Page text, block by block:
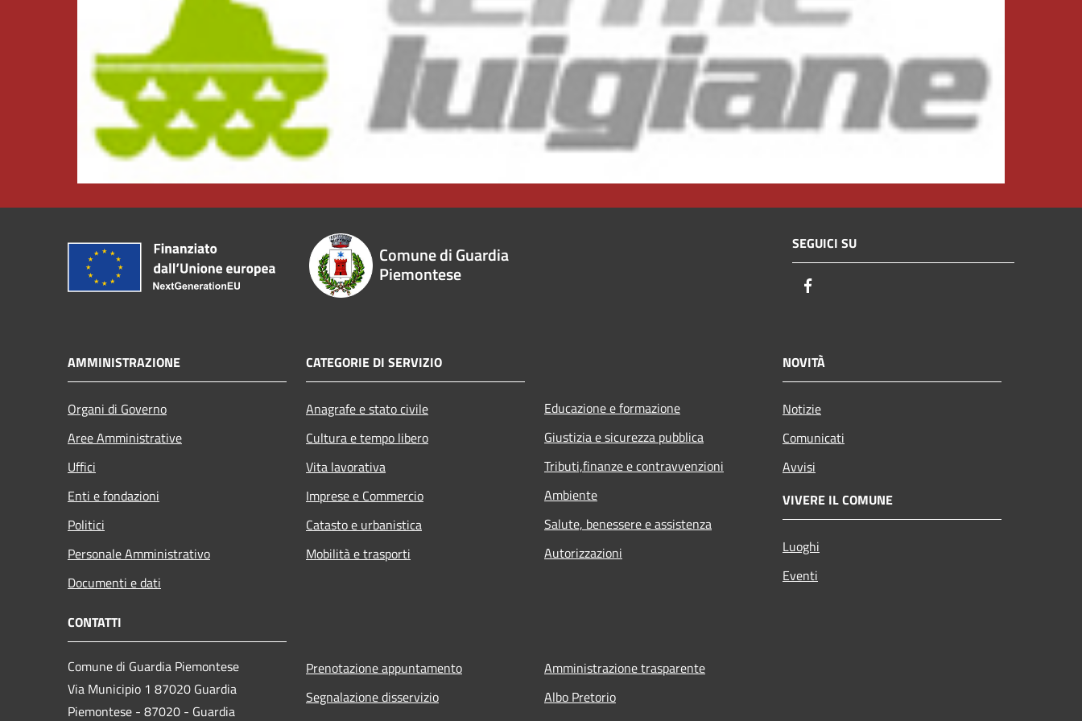
Comune di Guardia
Piemontese
SEGUICI SU
AMMINISTRAZIONE
Organi di Governo
Aree Amministrative
Uffici
Enti e fondazioni
Politici
Personale Amministrativo
Documenti e dati
CATEGORIE DI SERVIZIO
Anagrafe e stato civile
Cultura e tempo libero
Vita lavorativa
Imprese e Commercio
Catasto e urbanistica
Mobilità e trasporti
Educazione e formazione
Giustizia e sicurezza pubblica
Tributi,finanze e contravvenzioni
Ambiente
Salute, benessere e assistenza
Autorizzazioni
NOVITÀ
Notizie
Comunicati
Avvisi
VIVERE IL COMUNE
Luoghi
Eventi
CONTATTI
Comune di Guardia Piemontese
Via Municipio 1 87020 Guardia
Piemontese - 87020 - Guardia
Prenotazione appuntamento
Segnalazione disservizio
Amministrazione trasparente
Albo Pretorio